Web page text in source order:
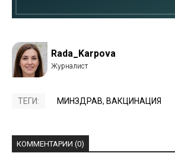
Rada_Karpova
ТЕГИ: МИНЗДРАВ, ВАКЦИНАЦИЯ
КОММЕНТАРИИ (0)